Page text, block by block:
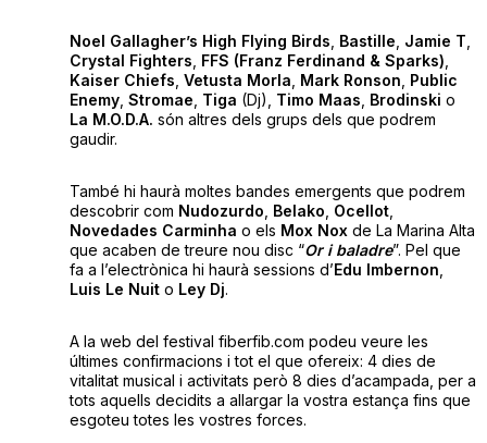
Noel Gallagher’s High Flying Birds Bastille Jamie T
Crystal Fighters FFS (Franz Ferdinand & Sparks)
Kaiser Chiefs Vetusta Morla Mark Ronson Public
Enemy, Stromae Tiga (Dj), Timo Maas Brodinski o
La M.O.D.A. són altres dels grups dels que podrem
gaudir.
També hi haurà moltes bandes emergents que podrem
descobrir com Nudozurdo Belako Ocellot,
Novedades Carminha o els Mox Noxde La Marina Alta
que acaben de treure nou disc “Or i baladre”. Pel que
fa a l’electrònica hi haurà sessions d’Edu Imbernon
Luis Le Nuito Ley Dj.
A la web del festival fiberfib.com podeu veure les
últimes confirmacions i tot el que ofereix: 4 dies de
vitalitat musical i activitats però 8 dies d’acampada, per a
tots aquells decidits a allargar la vostra estança fins que
esgoteu totes les vostres forces.